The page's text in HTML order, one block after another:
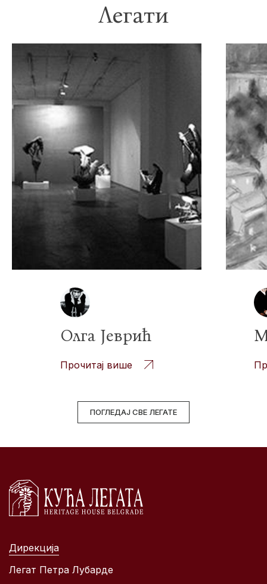
Легати
Олга Јеврић
Прочитај више
ПОГЛЕДАЈ СВЕ ЛЕГАТЕ
Дирекција
Легат Петра Лубарде